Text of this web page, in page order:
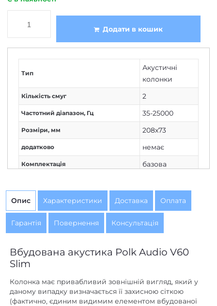
Додати в кошик
Тип
колонки
2
Частотний діапазон, Гц 35-25000
Розміри, мм 208х73
додатково немає
Комплектація базова
Живлення немає
Кількість каналів 1
Дротове
з'єднання
Потужність колонок, Вт
Потужність сабвуфера, Вт немає
AirPlay немає
Гарантія
Slim
Колонка має привабливий зовнішній вигляд, який у
даному випадку визначається її захисною сіткою
(фактично, єдиним видимим елементом вбудованої
акустики після її розміщення). У комплекті з Polk Audio